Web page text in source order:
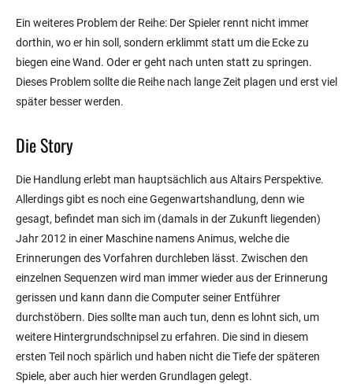
Ein weiteres Problem der Reihe: Der Spieler rennt nicht immer
dorthin, wo er hin soll, sondern erklimmt statt um die Ecke zu
biegen eine Wand. Oder er geht nach unten statt zu springen.
Dieses Problem sollte die Reihe nach lange Zeit plagen und erst viel
später besser werden.
Die Story
Die Handlung erlebt man hauptsächlich aus Altairs Perspektive.
Allerdings gibt es noch eine Gegenwartshandlung, denn wie
gesagt, befindet man sich im (damals in der Zukunft liegenden)
Jahr 2012 in einer Maschine namens Animus, welche die
Erinnerungen des Vorfahren durchleben lässt. Zwischen den
einzelnen Sequenzen wird man immer wieder aus der Erinnerung
gerissen und kann dann die Computer seiner Entführer
durchstöbern. Dies sollte man auch tun, denn es lohnt sich, um
weitere Hintergrundschnipsel zu erfahren. Die sind in diesem
ersten Teil noch spärlich und haben nicht die Tiefe der späteren
Spiele, aber auch hier werden Grundlagen gelegt.